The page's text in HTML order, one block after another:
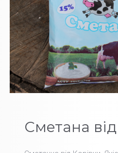
Сметана